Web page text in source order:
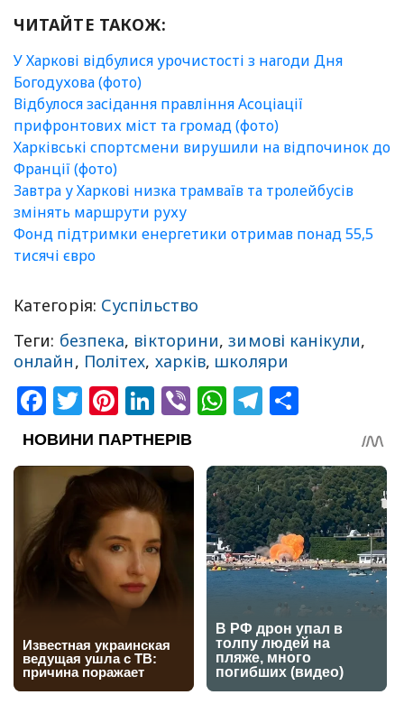
ЧИТАЙТЕ ТАКОЖ:
У Харкові відбулися урочистості з нагоди Дня
Богодухова (фото)
Відбулося засідання правління Асоціації
прифронтових міст та громад (фото)
Харківські спортсмени вирушили на відпочинок до
Франції (фото)
Завтра у Харкові низка трамваїв та тролейбусів
змінять маршрути руху
Фонд підтримки енергетики отримав понад 55,5
тисячі євро
Категорія: Суспільство
Теги: безпека, вікторини,зимові канікули,
онлайн, Політех, харків, школяри
Facebook
Twitter
Pinterest
LinkedIn
ViberWhatsApp
Telegram